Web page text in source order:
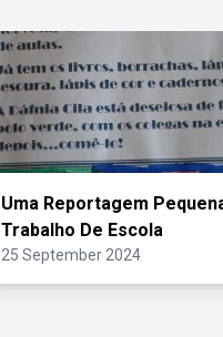
Uma Reportagem
Trabalho De Escola
25 September 2024